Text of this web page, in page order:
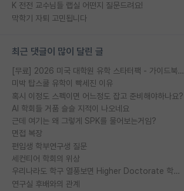
K 전전 교수님들 랩실 어떤지 질문드려요!
막학기 자퇴 고민됩니다
최근 댓글이 많이 달린 글
[무료] 2026 미국 대학원 유학 스타터팩 - 가이드북 & 합격자 컨택메일 템플릿
미박 탑스쿨 유학이 빡세진 이유
혹시 이정도 스펙이면 어느정도 잡고 준비해야하나요?
AI 학회들 거품 슬슬 지적이 나오네요
근데 여기는 왜 그렇게 SPK를 물어보는거임?
면접 복장
편입생 학부연구생 질문
세컨티어 학회의 위상
우리나라도 학구 열풍보면 Higher Doctorate 학위가 필요하다고 봅니다.
연구실 후배와의 관계